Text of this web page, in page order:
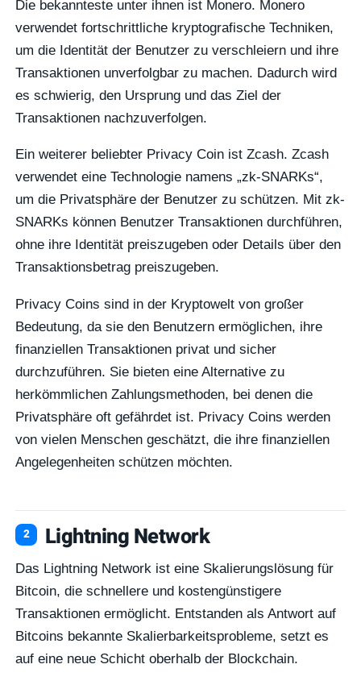
Die bekannteste unter ihnen ist Monero. Monero
verwendet fortschrittliche kryptografische Techniken,
um die Identität der Benutzer zu verschleiern und ihre
Transaktionen unverfolgbar zu machen. Dadurch wird
es schwierig, den Ursprung und das Ziel der
Transaktionen nachzuverfolgen.
Ein weiterer beliebter Privacy Coin ist Zcash. Zcash
verwendet eine Technologie namens „zk-SNARKs“,
um die Privatsphäre der Benutzer zu schützen. Mit zk-
SNARKs können Benutzer Transaktionen durchführen,
ohne ihre Identität preiszugeben oder Details über den
Transaktionsbetrag preiszugeben.
Privacy Coins sind in der Kryptowelt von großer
Bedeutung, da sie den Benutzern ermöglichen, ihre
finanziellen Transaktionen privat und sicher
durchzuführen. Sie bieten eine Alternative zu
herkömmlichen Zahlungsmethoden, bei denen die
Privatsphäre oft gefährdet ist. Privacy Coins werden
von vielen Menschen geschätzt, die ihre finanziellen
Angelegenheiten schützen möchten.
Lightning Network
Das Lightning Network ist eine Skalierungslösung für
Bitcoin, die schnellere und kostengünstigere
Transaktionen ermöglicht. Entstanden als Antwort auf
Bitcoins bekannte Skalierbarkeitsprobleme, setzt es
auf eine neue Schicht oberhalb der Blockchain.